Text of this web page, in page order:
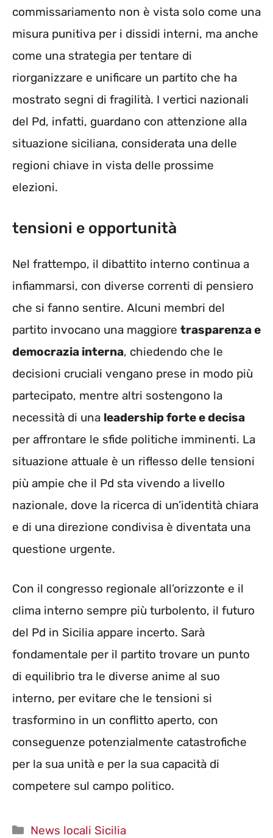
commissariamento non è vista solo come una
misura punitiva per i dissidi interni, ma anche
come una strategia per tentare di
riorganizzare e unificare un partito che ha
mostrato segni di fragilità. I vertici nazionali
del Pd, infatti, guardano con attenzione alla
situazione siciliana, considerata una delle
regioni chiave in vista delle prossime
elezioni.
tensioni e opportunità
Nel frattempo, il dibattito interno continua a
infiammarsi, con diverse correnti di pensiero
che si fanno sentire. Alcuni membri del
partito invocano una maggiore trasparenza e
democrazia interna, chiedendo che le
decisioni cruciali vengano prese in modo più
partecipato, mentre altri sostengono la
necessità di una leadership forte e decisa
per affrontare le sfide politiche imminenti. La
situazione attuale è un riflesso delle tensioni
più ampie che il Pd sta vivendo a livello
nazionale, dove la ricerca di un’identità chiara
e di una direzione condivisa è diventata una
questione urgente.
Con il congresso regionale all’orizzonte e il
clima interno sempre più turbolento, il futuro
del Pd in Sicilia appare incerto. Sarà
fondamentale per il partito trovare un punto
di equilibrio tra le diverse anime al suo
interno, per evitare che le tensioni si
trasformino in un conflitto aperto, con
conseguenze potenzialmente catastrofiche
per la sua unità e per la sua capacità di
competere sul campo politico.
Categorie
News locali Sicilia